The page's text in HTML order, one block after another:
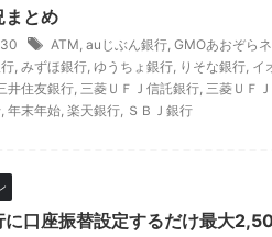
まとめ
ATM, auじぶん銀行, GMOあおぞら
, みずほ銀行, ゆうちょ銀行, りそな銀行, イ
井住友銀行, 三菱ＵＦＪ信託銀行, 三菱ＵＦ
, 年末年始, 楽天銀行, ＳＢＪ銀行
に口座振替設定するだけ最大